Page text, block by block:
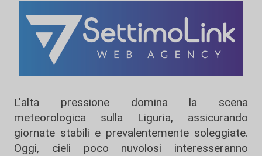
L'alta pressione domina la scena
meteorologica sulla Liguria, assicurando
giornate stabili e prevalentemente soleggiate.
Oggi, cieli poco nuvolosi interesseranno